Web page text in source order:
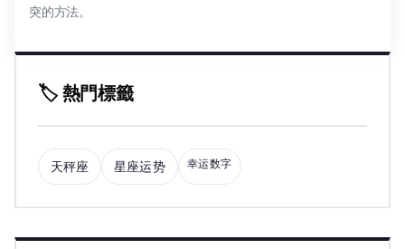
突的方法。
🏷️ 熱門標籤
天秤座 星座运势 幸运数字